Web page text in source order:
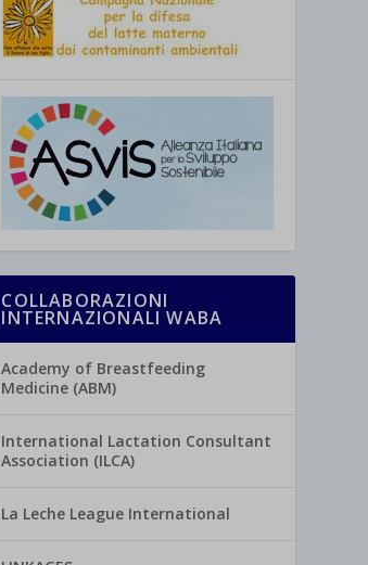
COLLABORAZIONI
INTERNAZIONALI WABA
Academy of Breastfeeding
Medicine (ABM)
International Lactation Consultant
Association (ILCA)
La Leche League International